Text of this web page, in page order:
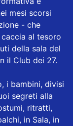
mesi scorsi
- che
al tesoro
della sala del
il Club dei 27.
i bambini, divisi
segreti alla
ritratti,
in Sala, in